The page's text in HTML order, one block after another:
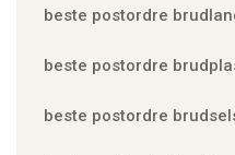
beste postordre
beste postordre
beste postordre